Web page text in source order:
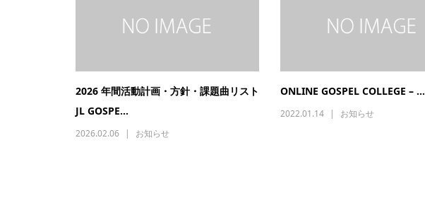
2026 年間活動計画・方針・課題曲リスト
JL GOSPE...
2026.02.06 お知らせ
ONLINE GOSPEL COLLEGE – ...
2022.01.14 お知らせ